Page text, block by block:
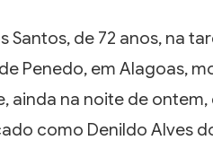
Santos, de 72 anos, na
Penedo, em Alagoas,
ainda na noite de
como Denildo Alves